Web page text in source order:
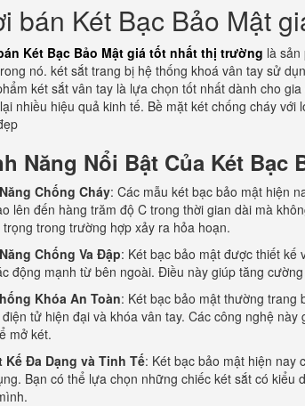
bán Két Bạc Bảo Mật
Két Bạc Bảo Mật giá tốt nhất thị trường là
nó. két sắt trang bị hệ thống khoá vân tay sử
két sắt vân tay là lựa chọn tốt nhất dành cho
nhiều hiệu quả kinh tế. Bề mặt két chống cháy
Năng Nổi Bật Của Két Bạc
Chống Cháy: Các mẫu két bạc bảo mật hiện
lên đến hàng trăm độ C trong thời gian dài mà
trọng trong trường hợp xảy ra hỏa hoạn.
Chống Va Đập: Két bạc bảo mật được thiết kế
động mạnh từ bên ngoài. Điều này giúp tăng
Khóa An Toàn: Két bạc bảo mật thường trang
tử hiện đại và khóa vân tay. Các công nghệ
mở két.
Kế Đa Dạng và Tinh Tế: Két bạc bảo mật hiện nay
Bạn có thể lựa chọn những chiếc két sắt có kiểu